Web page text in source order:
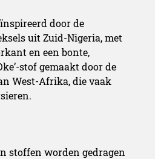
door de
uit Zuid-Nigeria, met
en een bonte,
stof gemaakt door de
West-Afrika, die vaak
stoffen worden gedragen